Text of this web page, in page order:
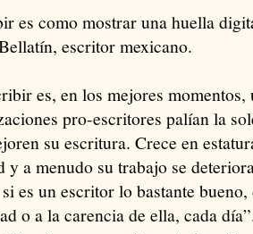
es como mostrar una huella
escritor mexicano.
es, en los mejores
pro-escritores palían la
su escritura. Crece en
y a menudo su trabajo se
es un escritor lo bastante
o a la carencia de ella, cada